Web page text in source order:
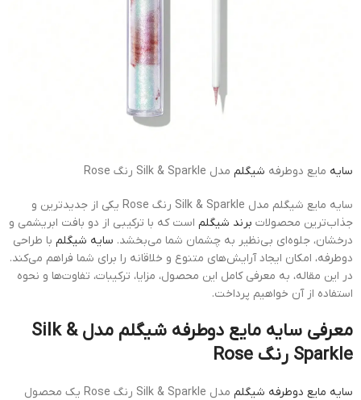
سایه مایع دوطرفه شیگلم مدل Silk & Sparkle رنگ Rose
سایه مایع شیگلم مدل Silk & Sparkle رنگ Rose یکی از جدیدترین و
جذاب‌ترین محصولات برند شیگلم است که با ترکیبی از دو بافت ابریشمی و
درخشان، جلوه‌ای بی‌نظیر به چشمان شما می‌بخشد. سایه شیگلم با طراحی
دوطرفه، امکان ایجاد آرایش‌های متنوع و خلاقانه را برای شما فراهم می‌کند.
در این مقاله، به معرفی کامل این محصول، مزایا، ترکیبات، تفاوت‌ها و نحوه
استفاده از آن خواهیم پرداخت.
معرفی سایه مایع دوطرفه شیگلم مدل Silk &
Sparkle رنگ Rose
سایه مایع دوطرفه شیگلم مدل Silk & Sparkle رنگ Rose یک محصول